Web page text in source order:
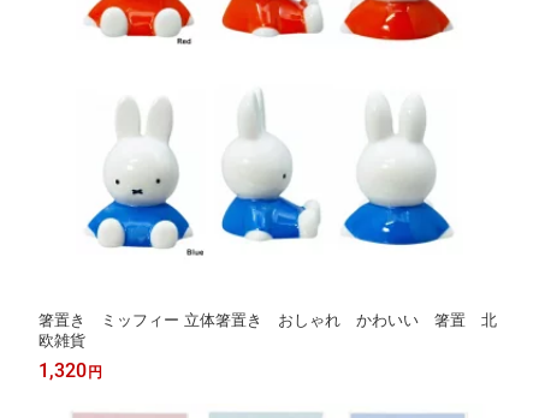
箸置き ミッフィー 立体箸置き おしゃれ かわいい 箸置 北
欧雑貨
1,320 円